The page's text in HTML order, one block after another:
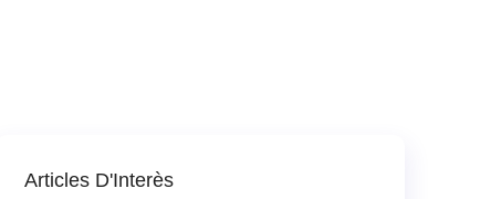
Articles D'Interès